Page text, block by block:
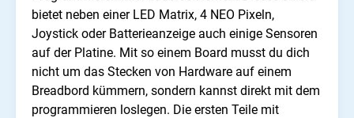
bietet neben einer LED Matrix, 4 NEO Pixeln,
Joystick oder Batterieanzeige auch einige Sensoren
auf der Platine. Mit so einem Board musst du dich
nicht um das Stecken von Hardware auf einem
Breadbord kümmern, sondern kannst direkt mit dem
programmieren loslegen. Die ersten Teile mit